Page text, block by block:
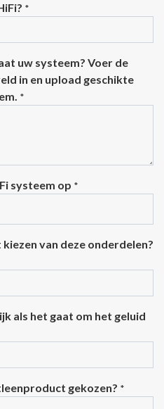
*
uw systeem? Voer de
in en upload geschikte
*
systeem op *
van deze onderdelen?
als het gaat om het geluid
gekozen? *